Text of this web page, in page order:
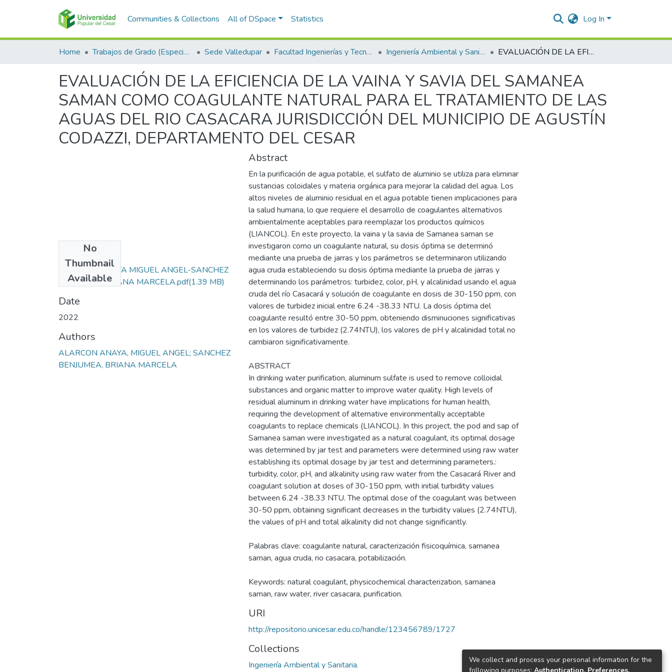
Communities & Collections All of DSpace Statistics Log In
Home Trabajos de Grado (Especializaciones y Pregrados) Sede Valledupar Facultad Ingenierías y Tecnologías Ingeniería Ambiental y Sanitaria. EVALUACIÓN DE LA EFICIENCIA DE LA VAINA Y SAVIA DEL SAMANEA SAMAN COMO COAGULANTE NATURAL PARA EL TRATAMIENTO DE LAS AGUAS DEL RIO CASACARA JURISDICCIÓN DEL MUNICIPIO DE AGUSTÍN CODAZZI, DEPARTAMENTO DEL CESAR
EVALUACIÓN DE LA EFICIENCIA DE LA VAINA Y SAVIA DEL SAMANEA
SAMAN COMO COAGULANTE NATURAL PARA EL TRATAMIENTO DE LAS
AGUAS DEL RIO CASACARA JURISDICCIÓN DEL MUNICIPIO DE AGUSTÍN
CODAZZI, DEPARTAMENTO DEL CESAR
No
Thumbnail
Available
ALARCON ANAYA MIGUEL ANGEL-SANCHEZ
BENJUMEA BRIANA MARCELA.pdf(1.39 MB)
Date
2022
Authors
ALARCON ANAYA, MIGUEL ANGEL; SANCHEZ
BENJUMEA, BRIANA MARCELA
Abstract
En la purificación de agua potable, el sulfato de aluminio se utiliza para eliminar
sustancias coloidales y materia orgánica para mejorar la calidad del agua. Los
altos niveles de aluminio residual en el agua potable tienen implicaciones para
la salud humana, lo que requiere el desarrollo de coagulantes alternativos
ambientalmente aceptables para reemplazar los productos químicos
(LIANCOL). En este proyecto, la vaina y la savia de Samanea saman se
investigaron como un coagulante natural, su dosis óptima se determinó
mediante una prueba de jarras y los parámetros se determinaron utilizando
agua cruda estableciendo su dosis óptima mediante la prueba de jarras y
determinando los parámetros: turbidez, color, pH, y alcalinidad usando el agua
cruda del río Casacará y solución de coagulante en dosis de 30-150 ppm, con
valores de turbidez inicial entre 6.24 -38.33 NTU. La dosis óptima del
coagulante resultó entre 30-50 ppm, obteniendo disminuciones significativas
en los valores de turbidez (2.74NTU), los valores de pH y alcalinidad total no
cambiaron significativamente.
ABSTRACT
In drinking water purification, aluminum sulfate is used to remove colloidal
substances and organic matter to improve water quality. High levels of
residual aluminum in drinking water have implications for human health,
requiring the development of alternative environmentally acceptable
coagulants to replace chemicals (LIANCOL). In this project, the pod and sap of
Samanea saman were investigated as a natural coagulant, its optimal dosage
was determined by jar test and parameters were determined using raw water
establishing its optimal dosage by jar test and determining parameters.:
turbidity, color, pH, and alkalinity using raw water from the Casacará River and
coagulant solution at doses of 30-150 ppm, with initial turbidity values
between 6.24 -38.33 NTU. The optimal dose of the coagulant was between
30-50 ppm, obtaining significant decreases in the turbidity values (2.74NTU),
the values of pH and total alkalinity did not change significantly.
Palabras clave: coagulante natural, caracterización fisicoquímica, samanea
saman, agua cruda, rio casacara, potabilización.
Keywords: natural coagulant, physicochemical characterization, samanea
saman, raw water, river casacara, purification.
URI
http://repositorio.unicesar.edu.co/handle/123456789/1727
Collections
Ingeniería Ambiental y Sanitaria.
We collect and process your personal information for the